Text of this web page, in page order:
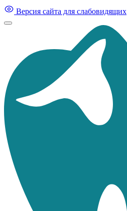
Версия сайта для слабовидящих